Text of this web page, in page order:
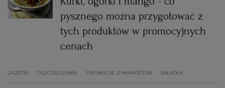
WARSZAWA
pysznego można przygotować z
tych produktów w promocyjnych
cenach
GAZETKI OSZCZĘDZANIE PROMOCJE Z MARKETÓW SAŁATKA